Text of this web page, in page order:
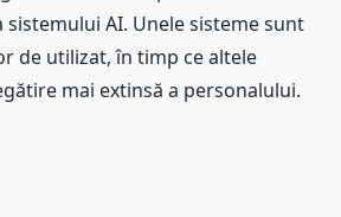
sistemului AI. Unele sisteme sunt
de utilizat, în timp ce altele
mai extinsă a personalului.